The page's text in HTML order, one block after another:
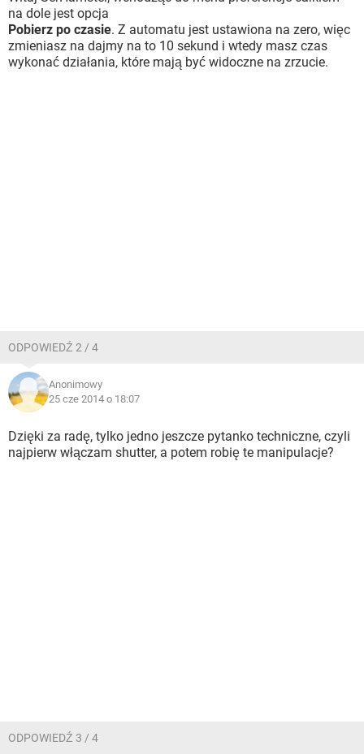
na dole jest opcja
Pobierz po czasie. Z automatu jest ustawiona na zero, więc
zmieniasz na dajmy na to 10 sekund i wtedy masz czas
wykonać działania, które mają być widoczne na zrzucie.
ODPOWIEDŹ 2 / 4
Anonimowy
25 cze 2014 o 18:07
Dzięki za radę, tylko jedno jeszcze pytanko techniczne, czyli
najpierw włączam shutter, a potem robię te manipulacje?
ODPOWIEDŹ 3 / 4